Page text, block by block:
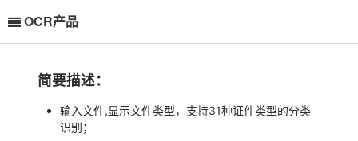
OCR产品
简要描述：
输入文件,显示文件类型，支持31种证件类型的分类
识别；